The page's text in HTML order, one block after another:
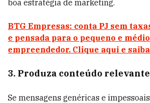
boa estratégia de marketing.
BTG Empresas: conta PJ sem
e pensada para o pequeno e médio
empreendedor. Clique aqui e
3. Produza conteúdo relevante
Se mensagens genéricas e